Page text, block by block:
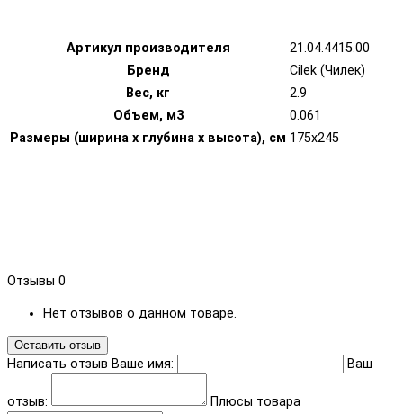
Артикул производителя
21.04.4415.00
Бренд
Cilek (Чилек)
Вес, кг
2.9
Объем, м3
0.061
Размеры (ширина х глубина х высота), см 175х245
Отзывы 0
Нет отзывов о данном товаре.
Оставить отзыв
Написать отзыв Ваше имя: Ваш
отзыв: Плюсы товара